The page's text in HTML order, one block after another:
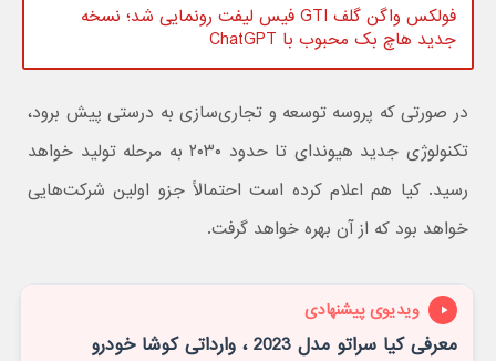
فولکس واگن گلف GTI فیس لیفت رونمایی شد؛ نسخه
جدید هاچ بک محبوب با ChatGPT
در صورتی که پروسه توسعه و تجاری‌سازی به درستی پیش برود،
تکنولوژی جدید هیوندای تا حدود ۲۰۳۰ به مرحله تولید خواهد
رسید. کیا هم اعلام کرده است احتمالاً جزو اولین شرکت‌هایی
خواهد بود که از آن بهره خواهد گرفت.
ویدیوی پیشنهادی
معرفی کیا سراتو مدل 2023 ، وارداتی کوشا خودرو